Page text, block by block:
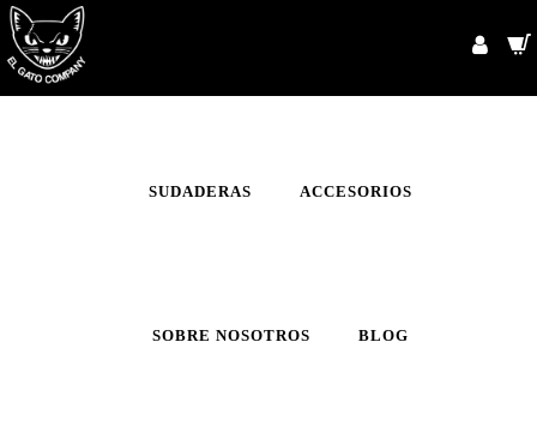
SUDADERAS ACCESORIOS
SOBRE NOSOTROS BLOG